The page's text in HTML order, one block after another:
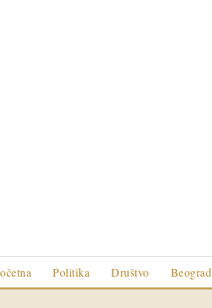
Politika Društvo Beograd